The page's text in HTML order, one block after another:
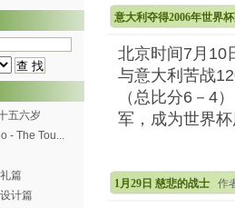
意大利夺得2006年世界
北京时间7月10
与意大利苦战
（总比分6－4
军，成为世界
1月29日 慈悲的战士 作
五六岁
- The Tou...
篇
计篇